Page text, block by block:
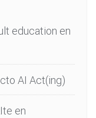
education en
AI Act(ing)
en